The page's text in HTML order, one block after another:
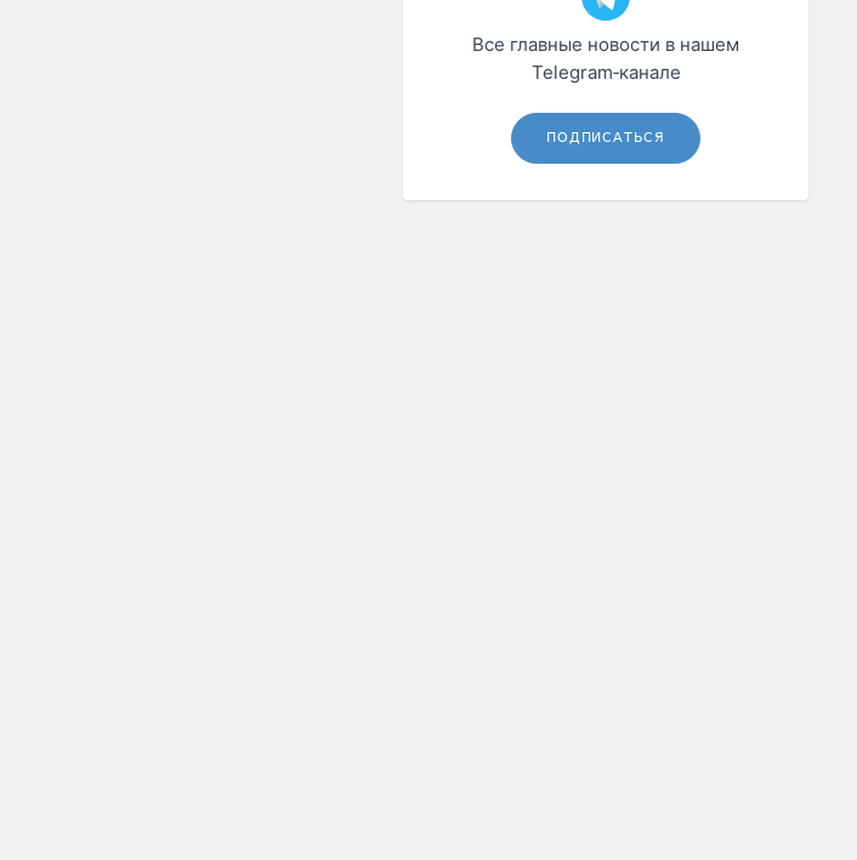
Все главные новости в нашем
Telegram‑канале
ПОДПИСАТЬСЯ